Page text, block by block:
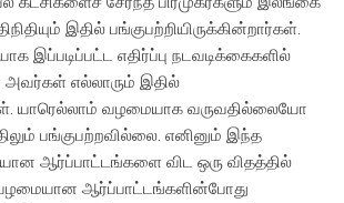
இதில் பங்குபற்றியிருக்கின்றார்கள்.
இப்படிப்பட்ட எதிர்ப்பு நடவடிக்கைகளில்
அவர்கள் எல்லாரும் இதில்
யாரெல்லாம் வழமையாக வருவதில்லையோ
பங்குபற்றவில்லை. எனினும் இந்த
ஆர்ப்பாட்டங்களை விட ஒரு விதத்தில்
வழமையான ஆர்ப்பாட்டங்களின்போது